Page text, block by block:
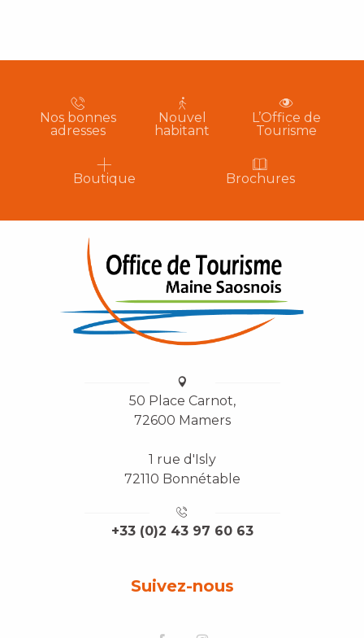
Nos bonnes
adresses
Nouvel
habitant
L’Office de
Tourisme
Boutique Brochures
50 Place Carnot,
72600 Mamers
1 rue d'Isly
72110 Bonnétable
+33 (0)2 43 97 60 63
Suivez-nous